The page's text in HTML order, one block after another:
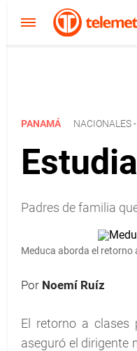
PANAMÁ NACIONALES-
Padres de familia
Meduca aborda el retorno
Por Noemí Ruíz
El retorno a clases
aseguró el dirigente